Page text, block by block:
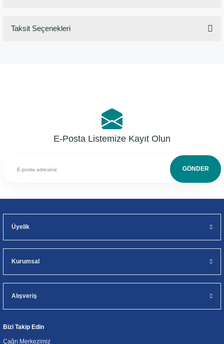
Taksit Seçenekleri
E-Posta Listemize Kayıt Olun
GÖNDER
Üyelik
Kurumsal
Alışveriş
Bizi Takip Edin
Çağrı Merkezimiz